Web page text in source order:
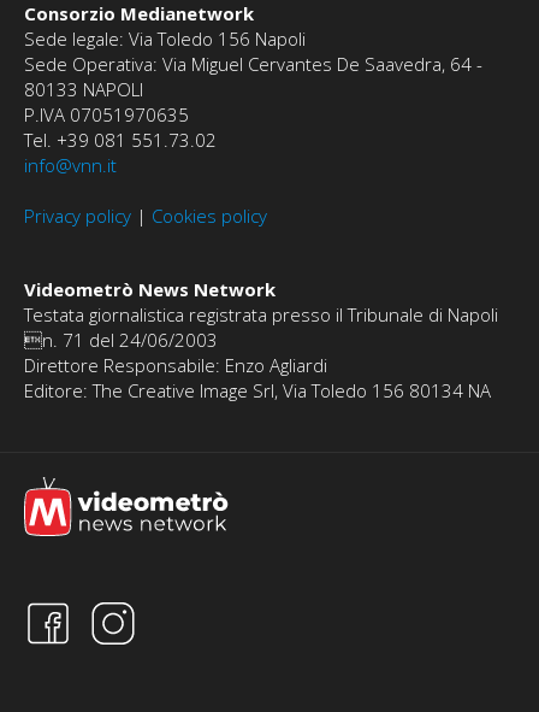
Consorzio Medianetwork
Sede legale: Via Toledo 156 Napoli
Sede Operativa: Via Miguel Cervantes De Saavedra, 64 -
80133 NAPOLI
P.IVA 07051970635
Tel. +39 081 551.73.02
info@vnn.it
Privacy policy | Cookies policy
Videometrò News Network
Testata giornalistica registrata presso il Tribunale di Napoli
n. 71 del 24/06/2003
Direttore Responsabile: Enzo Agliardi
Editore: The Creative Image Srl, Via Toledo 156 80134 NA